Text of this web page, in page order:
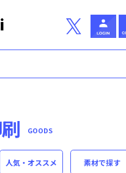
GOODS
人気・オススメ 素材で探す